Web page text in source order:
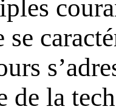
se
de la